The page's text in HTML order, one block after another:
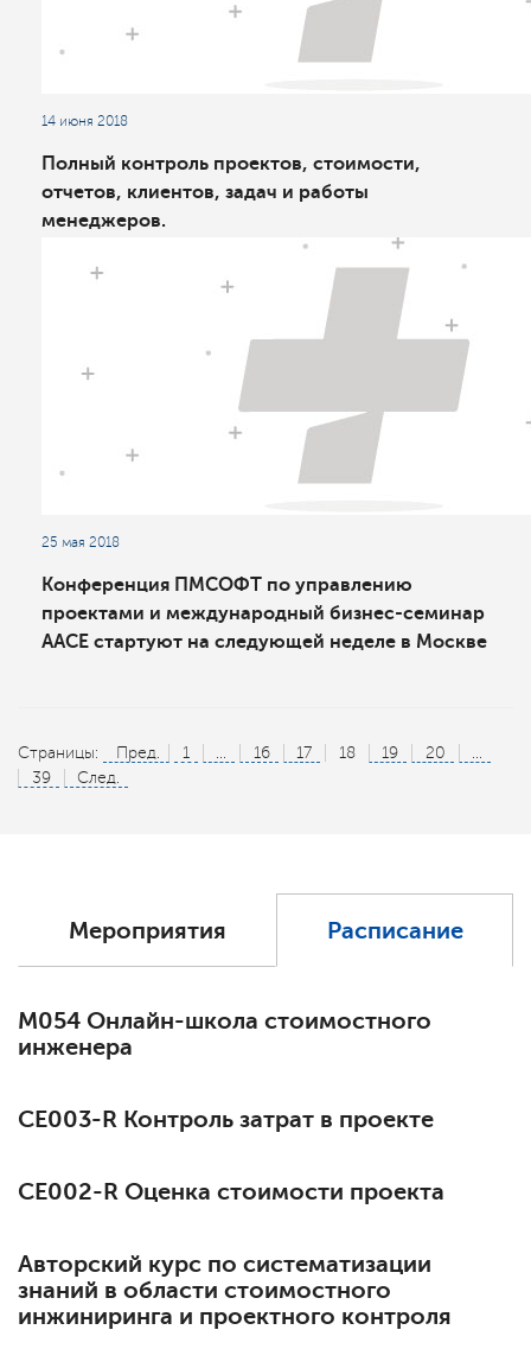
14 июня 2018
Полный контроль проектов, стоимости,
отчетов, клиентов, задач и работы
менеджеров.
25 мая 2018
Конференция ПМСОФТ по управлению
проектами и международный бизнес-семинар
AACE стартуют на следующей неделе в Москве
Страницы: Пред. 1 ... 16 17 18 19 20
...
39
След.
Мероприятия Расписание
М054 Онлайн-школа стоимостного
инженера
СЕ003-R Контроль затрат в проекте
СЕ002-R Оценка стоимости проекта
Авторский курс по систематизации
знаний в области стоимостного
инжиниринга и проектного контроля